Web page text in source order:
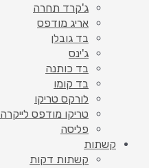
ג'קרד תחרה
אריג מודפס
בד גובלן
ג'ינס
בד כותנה
בד קומו
לורקס טריקו
טריקו מודפס לייקרה
פליסה
קשתות
קשתות דקות